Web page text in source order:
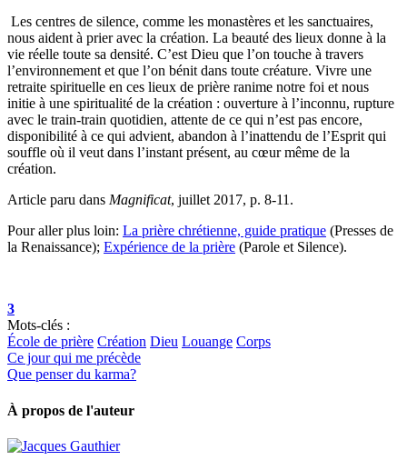
Les centres de silence, comme les monastères et les sanctuaires,
nous aident à prier avec la création. La beauté des lieux donne à la
vie réelle toute sa densité. C’est Dieu que l’on touche à travers
l’environnement et que l’on bénit dans toute créature. Vivre une
retraite spirituelle en ces lieux de prière ranime notre foi et nous
initie à une spiritualité de la création : ouverture à l’inconnu, rupture
avec le train-train quotidien, attente de ce qui n’est pas encore,
disponibilité à ce qui advient, abandon à l’inattendu de l’Esprit qui
souffle où il veut dans l’instant présent, au cœur même de la
création.
Article paru dans Magnificat, juillet 2017, p. 8-11.
Pour aller plus loin: La prière chrétienne, guide pratique (Presses de
la Renaissance); Expérience de la prière (Parole et Silence).
3
Mots-clés :
École de prière Création Dieu Louange Corps
Ce jour qui me précède
Que penser du karma?
À propos de l'auteur